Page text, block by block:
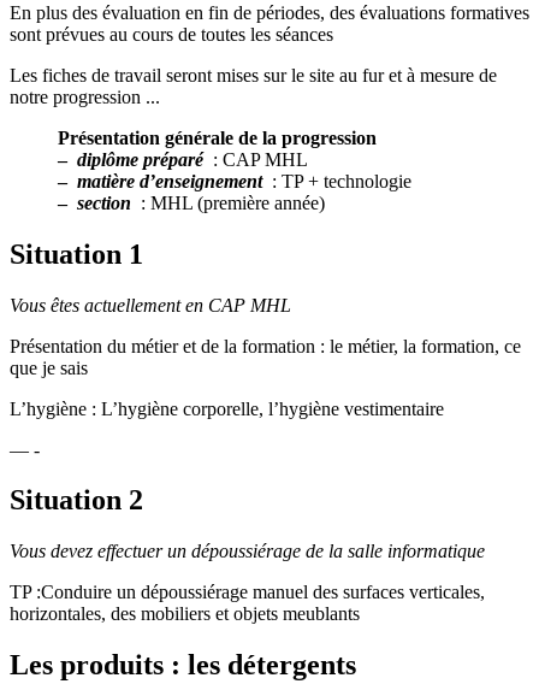
En plus des évaluation en fin de périodes, des évaluations formatives
sont prévues au cours de toutes les séances
Les fiches de travail seront mises sur le site au fur et à mesure de
notre progression ...
Présentation générale de la progression
– diplôme préparé : CAP MHL
– matière d’enseignement : TP + technologie
– section : MHL (première année)
Situation 1
Vous êtes actuellement en CAP MHL
Présentation du métier et de la formation : le métier, la formation, ce
que je sais
L’hygiène : L’hygiène corporelle, l’hygiène vestimentaire
— -
Situation 2
Vous devez effectuer un dépoussiérage de la salle informatique
TP :Conduire un dépoussiérage manuel des surfaces verticales,
horizontales, des mobiliers et objets meublants
Les produits : les détergents